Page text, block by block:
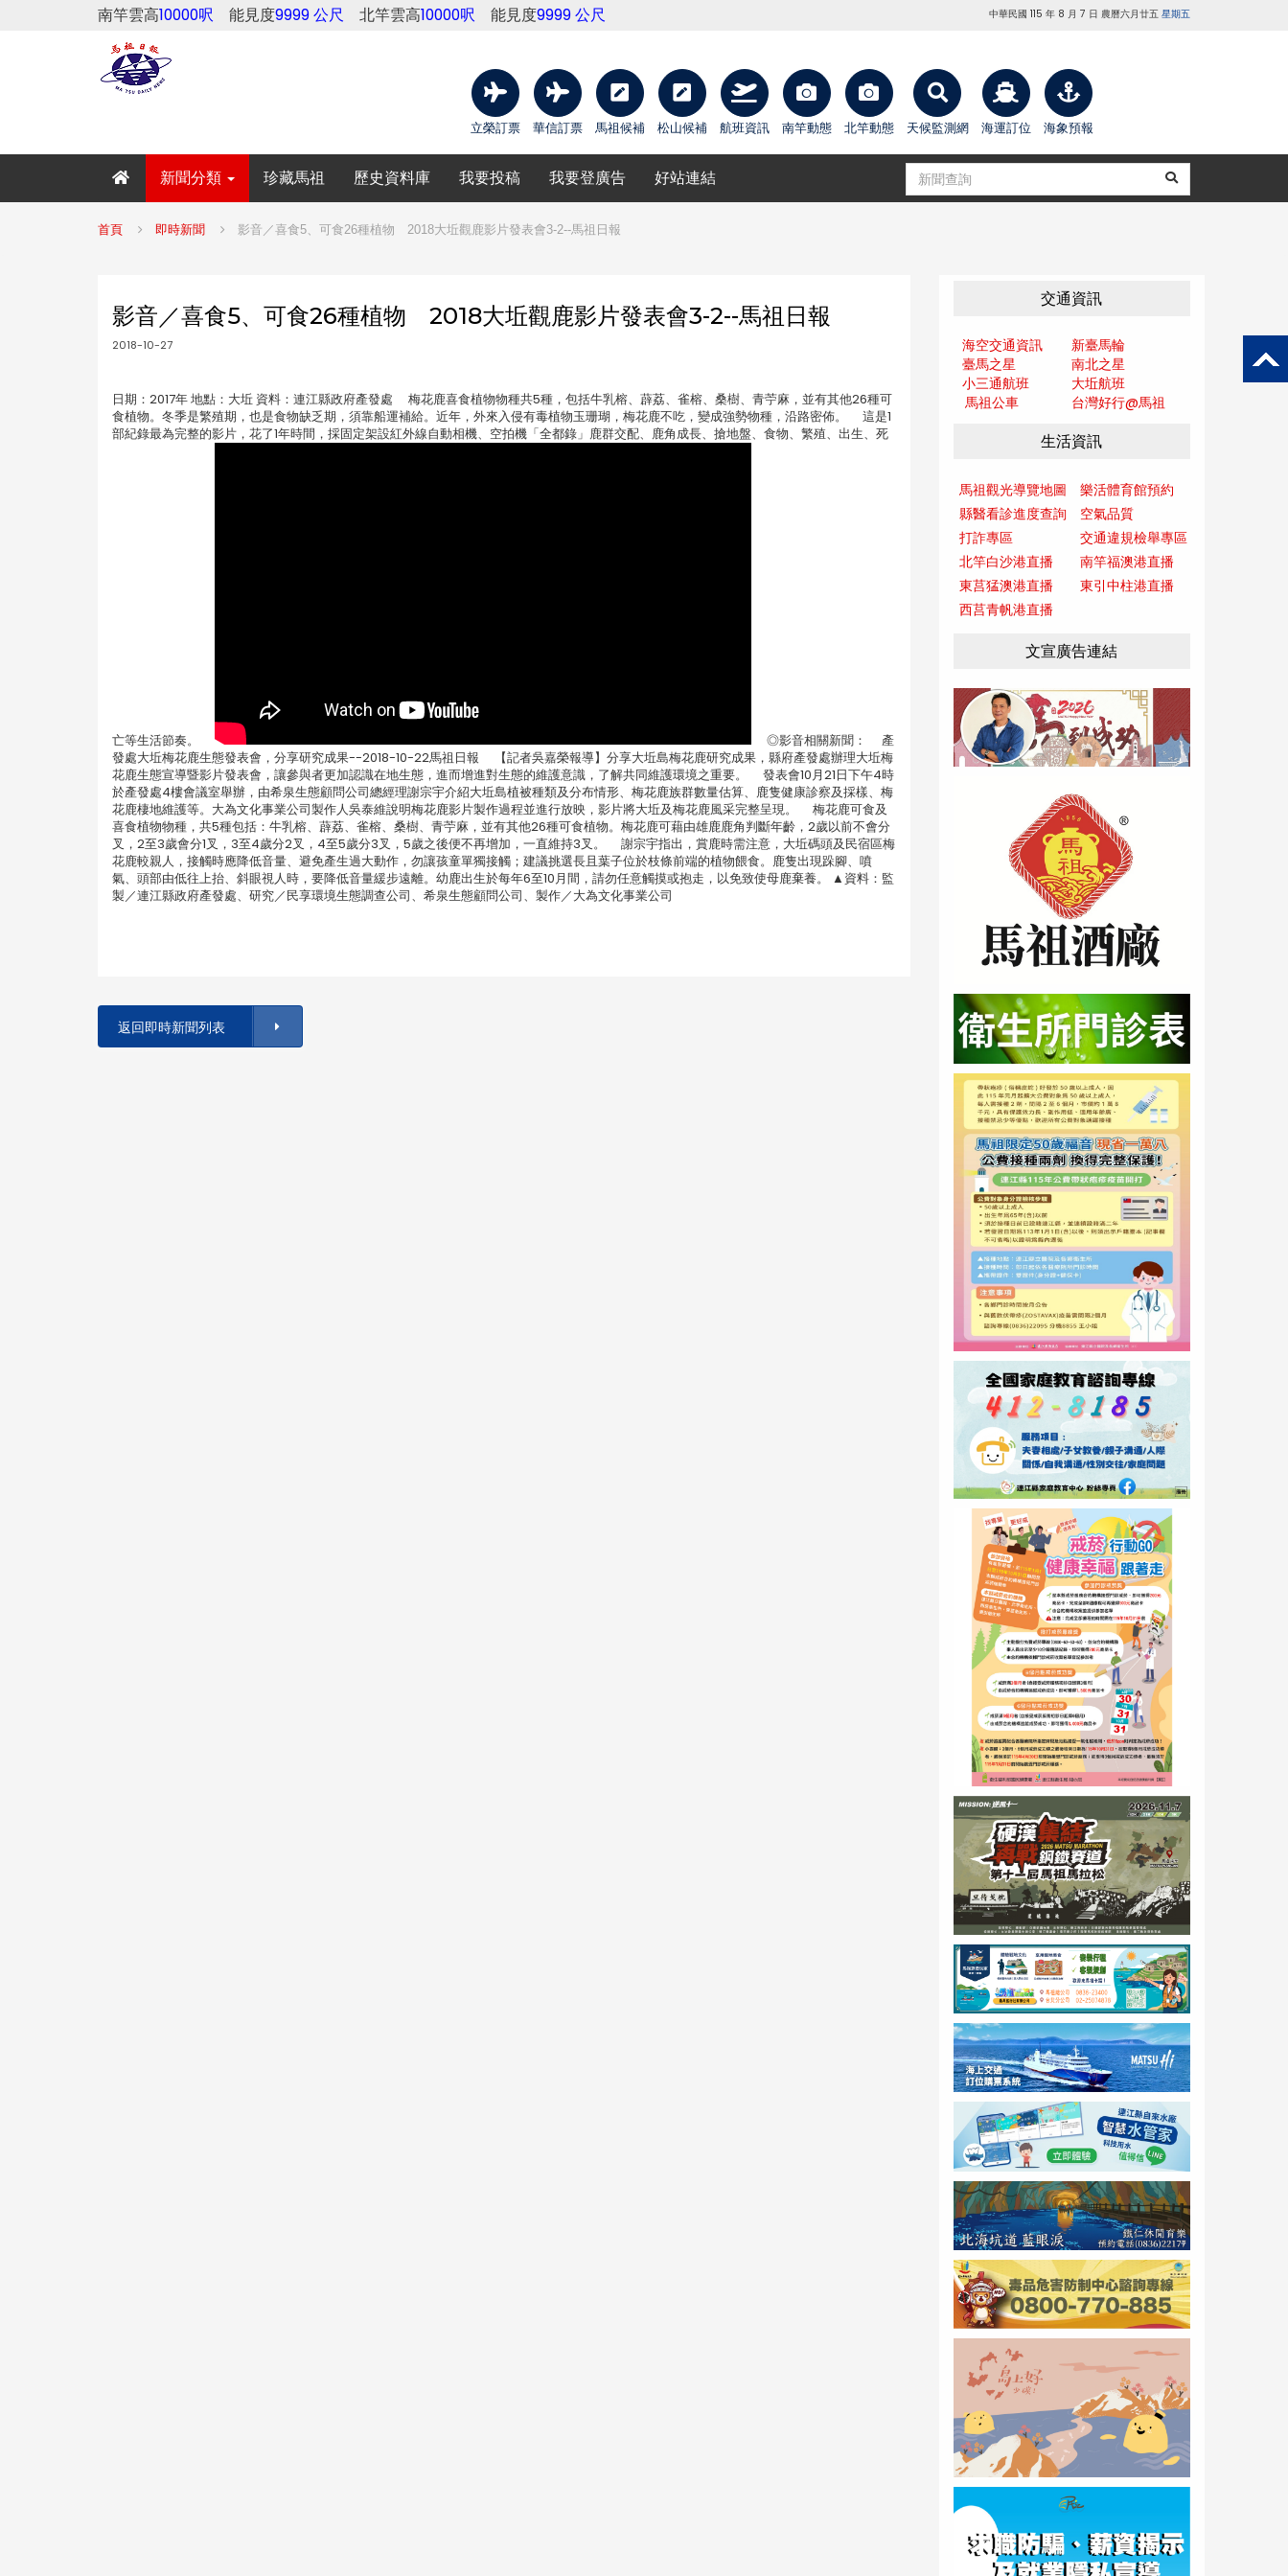
南竿雲高10000呎 能見度9999 公尺 北竿雲高10000呎 能見度9999 公尺 中華民國 115 年 8 月 7 日 農曆六月廿五 星期五
立榮訂票 華信訂票 馬祖候補 松山候補 航班資訊 南竿動態 北竿動態 天候監測網 海運訂位 海象預報
新聞分類 珍藏馬祖 歷史資料庫 我要投稿 我要登廣告 好站連結
首頁 即時新聞 影音／喜食5、可食26種植物 2018大坵觀鹿影片發表會3-2--馬祖日報
影音／喜食5、可食26種植物 2018大坵觀鹿影片發表會3-2--馬祖日報
2018-10-27
日期：2017年 地點：大坵 資料：連江縣政府產發處 梅花鹿喜食植物物種共5種，包括牛乳榕、薜荔、雀榕、桑樹、青苧麻，並有其他26種可
食植物。冬季是繁殖期，也是食物缺乏期，須靠船運補給。近年，外來入侵有毒植物玉珊瑚，梅花鹿不吃，變成強勢物種，沿路密佈。 這是1
部紀錄最為完整的影片，花了1年時間，採固定架設紅外線自動相機、空拍機「全都錄」鹿群交配、鹿角成長、搶地盤、食物、繁殖、出生、死
亡等生活節奏。
◎影音相關新聞： 產
發處大坵梅花鹿生態發表會，分享研究成果--2018-10-22馬祖日報 【記者吳嘉榮報導】分享大坵島梅花鹿研究成果，縣府產發處辦理大坵梅
花鹿生態宣導暨影片發表會，讓參與者更加認識在地生態，進而增進對生態的維護意識，了解共同維護環境之重要。 發表會10月21日下午4時
於產發處4樓會議室舉辦，由希泉生態顧問公司總經理謝宗宇介紹大坵島植被種類及分布情形、梅花鹿族群數量估算、鹿隻健康診察及採樣、梅
花鹿棲地維護等。大為文化事業公司製作人吳泰維說明梅花鹿影片製作過程並進行放映，影片將大坵及梅花鹿風采完整呈現。 梅花鹿可食及
喜食植物物種，共5種包括：牛乳榕、薜荔、雀榕、桑樹、青苧麻，並有其他26種可食植物。梅花鹿可藉由雄鹿鹿角判斷年齡，2歲以前不會分
叉，2至3歲會分1叉，3至4歲分2叉，4至5歲分3叉，5歲之後便不再增加，一直維持3叉。 謝宗宇指出，賞鹿時需注意，大坵碼頭及民宿區梅
花鹿較親人，接觸時應降低音量、避免產生過大動作，勿讓孩童單獨接觸；建議挑選長且葉子位於枝條前端的植物餵食。鹿隻出現跺腳、噴
氣、頭部由低往上抬、斜眼視人時，要降低音量緩步遠離。幼鹿出生於每年6至10月間，請勿任意觸摸或抱走，以免致使母鹿棄養。 ▲資料：監
製／連江縣政府產發處、研究／民享環境生態調查公司、希泉生態顧問公司、製作／大為文化事業公司
返回即時新聞列表
交通資訊
海空交通資訊
新臺馬輪
臺馬之星
南北之星
小三通航班
大坵航班
馬祖公車
台灣好行@馬祖
生活資訊
馬祖觀光導覽地圖
樂活體育館預約
縣醫看診進度查詢
空氣品質
打詐專區
交通違規檢舉專區
北竿白沙港直播
南竿福澳港直播
東莒猛澳港直播
東引中柱港直播
西莒青帆港直播
文宣廣告連結